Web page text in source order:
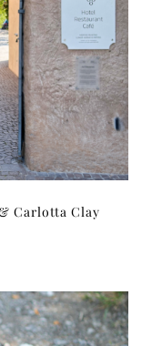
Carlotta Clay